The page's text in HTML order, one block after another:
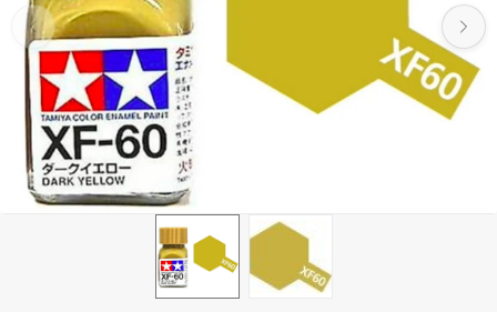
w
widoku